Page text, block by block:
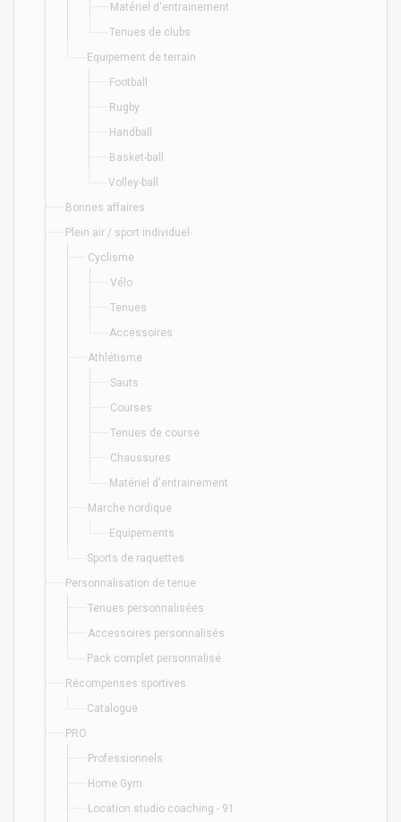
Matériel d'entrainement
Tenues de clubs
Equipement de terrain
Football
Rugby
Handball
Basket-ball
Volley-ball
Bonnes affaires
Plein air / sport individuel
Cyclisme
Vélo
Tenues
Accessoires
Athlétisme
Sauts
Courses
Tenues de course
Chaussures
Matériel d'entrainement
Marche nordique
Equipements
Sports de raquettes
Personnalisation de tenue
Tenues personnalisées
Accessoires personnalisés
Pack complet personnalisé
Récompenses sportives
Catalogue
PRO
Professionnels
Home Gym
Location studio coaching - 91